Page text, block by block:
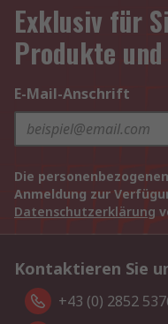
Exklusiv für
Produkte
E-Mail-Anschrift
Die
Anmeldung zur
Datenschutzerklärung
Kontaktieren Sie
+43 (0) 2852